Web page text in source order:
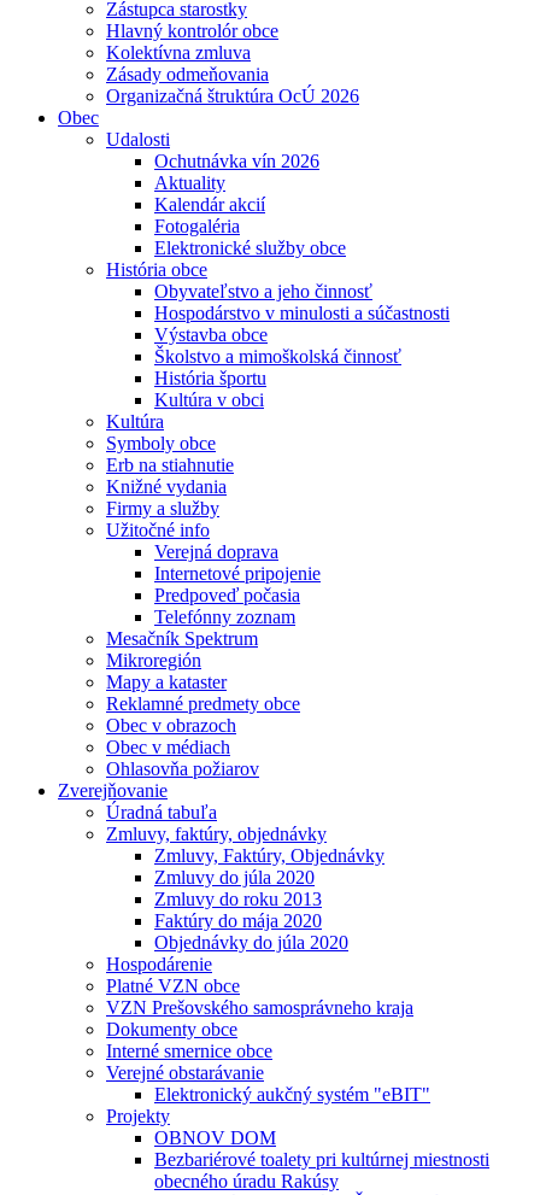
Zástupca starostky
Hlavný kontrolór obce
Kolektívna zmluva
Zásady odmeňovania
Organizačná štruktúra OcÚ 2026
Obec
Udalosti
Ochutnávka vín 2026
Aktuality
Kalendár akcií
Fotogaléria
Elektronické služby obce
História obce
Obyvateľstvo a jeho činnosť
Hospodárstvo v minulosti a súčastnosti
Výstavba obce
Školstvo a mimoškolská činnosť
História športu
Kultúra v obci
Kultúra
Symboly obce
Erb na stiahnutie
Knižné vydania
Firmy a služby
Užitočné info
Verejná doprava
Internetové pripojenie
Predpoveď počasia
Telefónny zoznam
Mesačník Spektrum
Mikroregión
Mapy a kataster
Reklamné predmety obce
Obec v obrazoch
Obec v médiach
Ohlasovňa požiarov
Zverejňovanie
Úradná tabuľa
Zmluvy, faktúry, objednávky
Zmluvy, Faktúry, Objednávky
Zmluvy do júla 2020
Zmluvy do roku 2013
Faktúry do mája 2020
Objednávky do júla 2020
Hospodárenie
Platné VZN obce
VZN Prešovského samosprávneho kraja
Dokumenty obce
Interné smernice obce
Verejné obstarávanie
Elektronický aukčný systém "eBIT"
Projekty
OBNOV DOM
Bezbariérové toalety pri kultúrnej miestnosti
obecného úradu Rakúsy